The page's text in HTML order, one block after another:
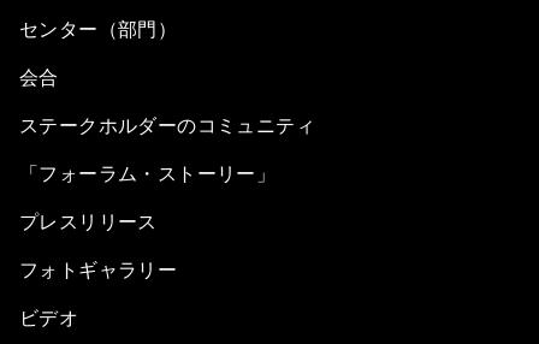
センター（部門）
会合
ステークホルダーのコミュニティ
「フォーラム・ストーリー」
プレスリリース
フォトギャラリー
ビデオ